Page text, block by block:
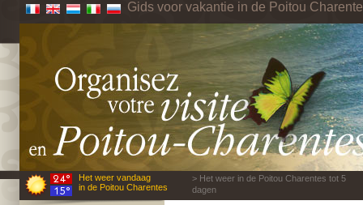
Gids voor vakantie in de Poitou
Het weer vandaag
in de Poitou Charentes
> Het weer in de Poitou Charentes tot 5
dagen